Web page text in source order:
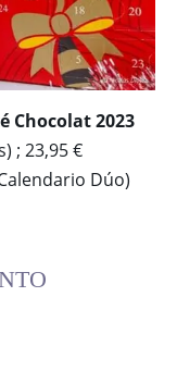
Chocolat 2023
; 23,95 €
Dúo)